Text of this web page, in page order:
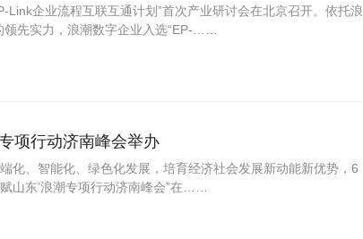
企业流程互联互通计划”首次产业研讨会在北京召开。依托浪
先实力，浪潮数字企业入选“EP-……
项行动济南峰会举办
化、智能化、绿色化发展，培育经济社会发展新动能新优势，6
山东’浪潮专项行动济南峰会”在……